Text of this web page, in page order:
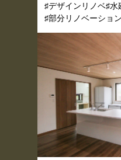
デザインリノベ 水
部分リノベーション